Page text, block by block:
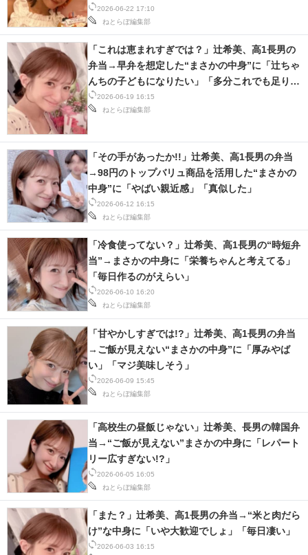
2026-06-22 17:10
ねとらぼ編集部
2026-06-19 16:15
ねとらぼ編集部
「これは恵まれすぎでは？」辻希美、高1長男の
弁当→早弁を想定した“まさかの中身”に「辻ちゃ
んちの子どもになりたい」「多分これでも足りな
いんだろうな」
2026-06-12 16:15
ねとらぼ編集部
「その手があったか!!」辻希美、高1長男の弁当
→98円のトップバリュ商品を活用した“まさかの
中身”に「やばい親近感」「真似した」
2026-06-10 16:20
ねとらぼ編集部
「冷食使ってない？」辻希美、高1長男の“時短弁
当”→まさかの中身に「栄養ちゃんと考えてる」
「毎日作るのがえらい」
2026-06-09 15:45
ねとらぼ編集部
「甘やかしすぎでは!?」辻希美、高1長男の弁当
→ご飯が見えない“まさかの中身”に「厚みやば
い」「マジ美味しそう」
2026-06-05 16:05
ねとらぼ編集部
「高校生の昼飯じゃない」辻希美、長男の韓国弁
当→“ご飯が見えない”まさかの中身に「レパート
リー広すぎない!?」
2026-06-03 16:15
「また？」辻希美、高1長男の弁当→“米と肉だら
け”な中身に「いや大歓迎でしょ」「毎日凄い」